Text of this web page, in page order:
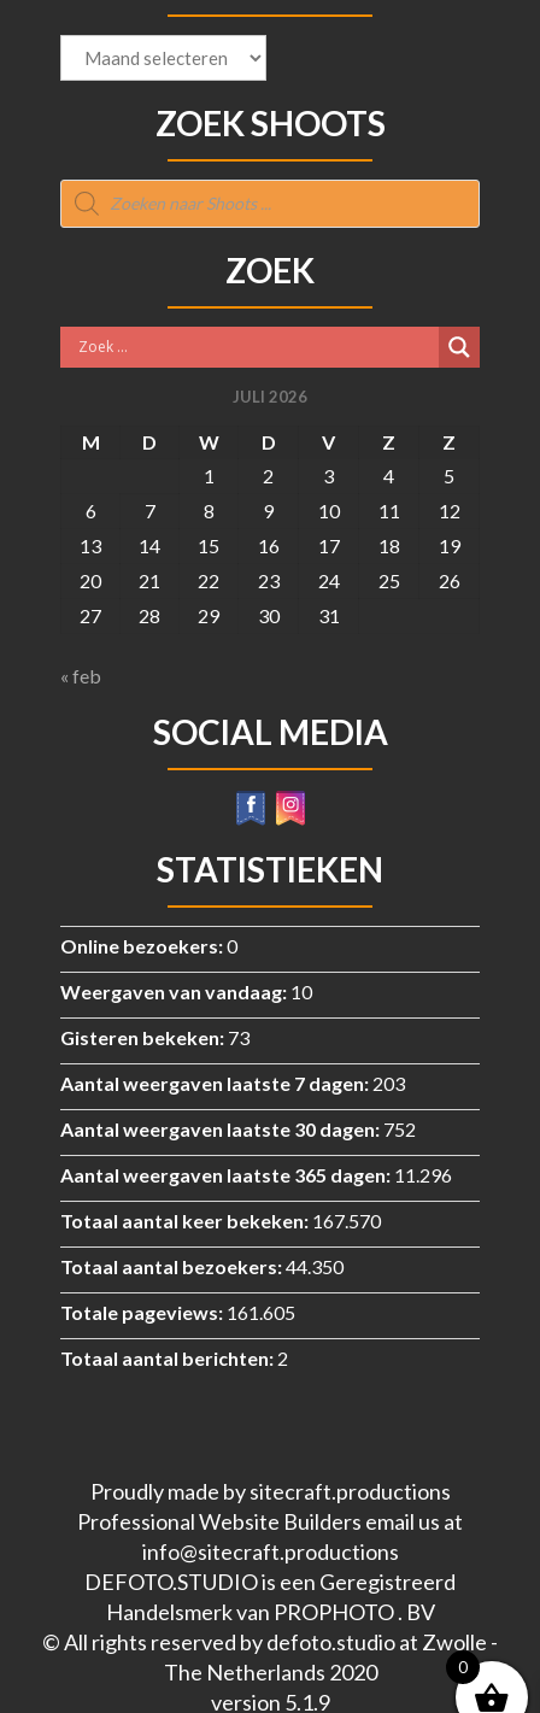
ZOEK SHOOTS
Producten
zoeken
ZOEK
JULI 2026
M D W D V Z
Z
1
2 3 4
5
6
7 8 9 10 11
12
13
14 15 16 17 18
19
20
21 22 23 24 25
26
27
28 29 30 31
« feb
SOCIAL MEDIA
STATISTIEKEN
Online bezoekers:0
Weergaven van vandaag: 10
Gisteren bekeken: 73
Aantal weergaven laatste 7 dagen: 203
Aantal weergaven laatste 30 dagen: 752
Aantal weergaven laatste 365 dagen: 11.296
Totaal aantal keer bekeken: 167.570
Totaal aantal bezoekers:44.350
Totale pageviews: 161.605
Totaal aantal berichten: 2
Proudly made by sitecraft.productions
Professional Website Builders email us at
info@sitecraft.productions
DEFOTO.STUDIO is een Geregistreerd
Handelsmerk van PROPHOTO . BV
© All rights reserved by defoto.studio at Zwolle -
The Netherlands 2020
version 5.1.9
0